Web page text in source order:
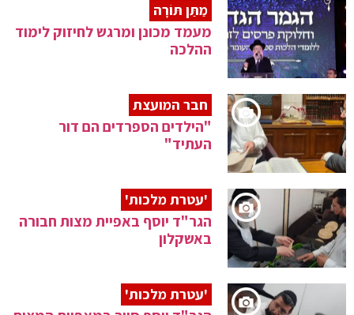
מַתַּן תּוֹרָה
מעמד מכונן ומרגש לחיזוק לימוד
ההלכה
חבר המועצת
"הילדים הספרדים הם דור
העתיד"
'עטרת מלכות'
הגר"ד יוסף באפיית מצות חבורה
באשקלון
'עטרת מלכות'